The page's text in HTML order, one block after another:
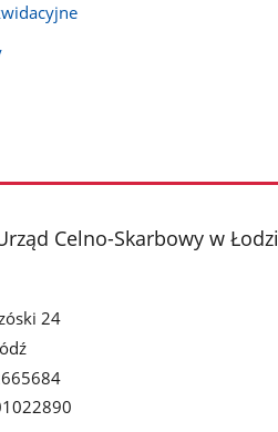
Celno-Skarbowy w Łodzi
24